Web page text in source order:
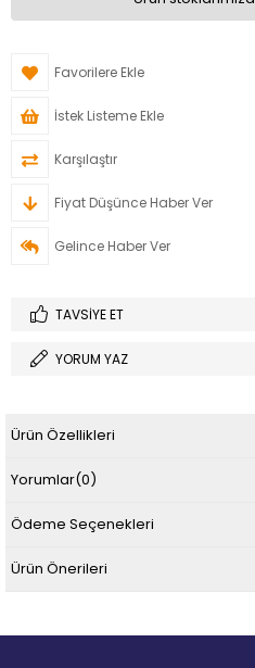
Favorilere Ekle
İstek Listeme Ekle
Karşılaştır
Fiyat Düşünce Haber Ver
Gelince Haber Ver
TAVSIYE ET
YORUM YAZ
Ürün Özellikleri
Yorumlar(0)
Ödeme Seçenekleri
Ürün Önerileri